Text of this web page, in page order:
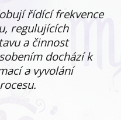
řídící frekvence
regulujících
a činnost
dochází k
a vyvolání